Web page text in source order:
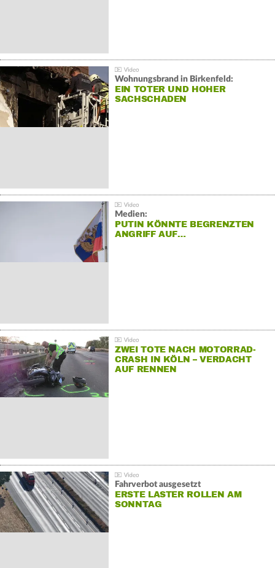
Wohnungsbrand in Birkenfeld:
EIN TOTER UND HOHER
SACHSCHADEN
Medien:
PUTIN KÖNNTE BEGRENZTEN
ANGRIFF AUF…
ZWEI TOTE NACH MOTORRAD-
CRASH IN KÖLN – VERDACHT
AUF RENNEN
Fahrverbot ausgesetzt
ERSTE LASTER ROLLEN AM
SONNTAG